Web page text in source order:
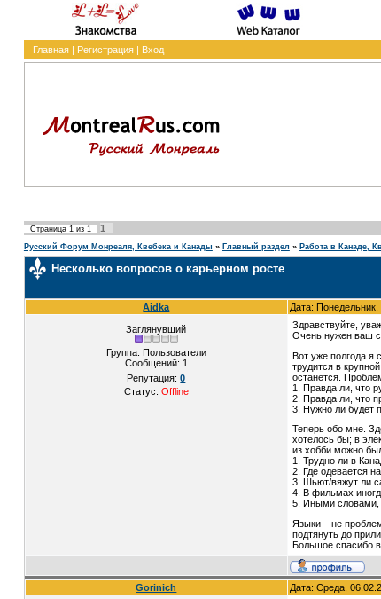
Главная| Регистрация| Вход
Страница 1из 1 1
Русский Форум Монреаля, Квебека и Канады » Главный раздел » Работа в Канаде,
Несколько вопросов о карьерном росте
Aidka Дата:
Заглянувший
Группа: Пользователи
Сообщений: 1
Репутация:0
Статус: Offline
Здравствуйте,
Очень нужен ваш
Вот уже полгода я
трудится в
останется.
1. Правда ли, что
2. Правда ли, что
3. Нужно ли будет
Теперь обо мне.
хотелось бы; в
из хобби можно
1. Трудно ли в
2. Где одевается
3. Шьют/вяжут ли
4. В фильмах
5. Иными словами,
Языки – не
подтянуть до
Большое спасибо
Gorinich Дата: Среда,